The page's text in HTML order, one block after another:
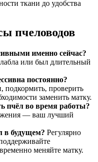
ткани до удобства
пчеловодов
именно сейчас?
или был длительный
постоянно?
подкормить, проверить
заменить матку.
пчёл во время работы?
— ваш лучший
в будущем? Регулярно
меняйте матку.